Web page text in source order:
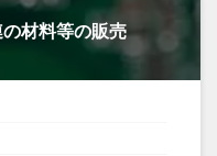
材料等の販売